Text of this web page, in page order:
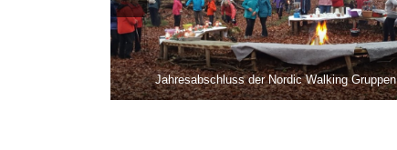
Jahresabschluss der Nordic Walking Gruppen